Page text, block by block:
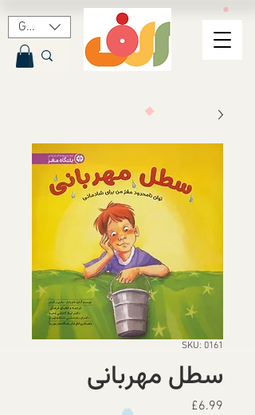
GBP (£)
SKU: 0161
سطل مهربانی
£6.99